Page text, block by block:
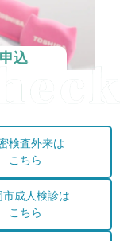
込
検査外来は
こちら
市成人検診は
こちら